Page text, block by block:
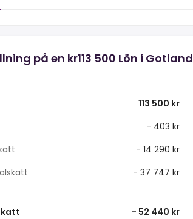
på en kr113 500 Lön i Gotland
113 500 kr
- 403 kr
- 14 290 kr
- 37 747 kr
- 52 440 kr